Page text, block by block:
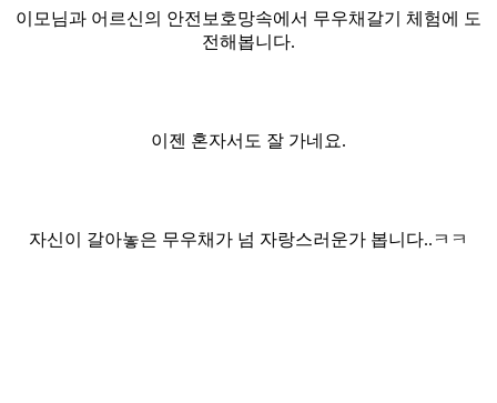
이모님과 어르신의 안전보호망속에서 무우채갈기 체험에 도
전해봅니다.
이젠 혼자서도 잘 가네요.
자신이 갈아놓은 무우채가 넘 자랑스러운가 봅니다..ㅋㅋ